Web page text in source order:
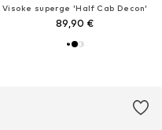
Visoke superge 'Half Cab Decon'
89,90 €